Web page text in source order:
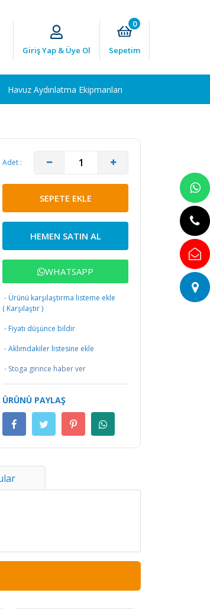
Giriş Yap & Üye Ol
0
Sepetim
Havuz Aydınlatma Ekipmanları
Adet :
SEPETE EKLE
HEMEN SATIN AL
WHATSAPP
· Ürünü karşılaştırma listeme ekle
( Karşılaştır)
· Fiyatı düşünce bildir
· Aklımdakiler listesine ekle
· Stoga girince haber ver
ÜRÜNÜ PAYLAŞ